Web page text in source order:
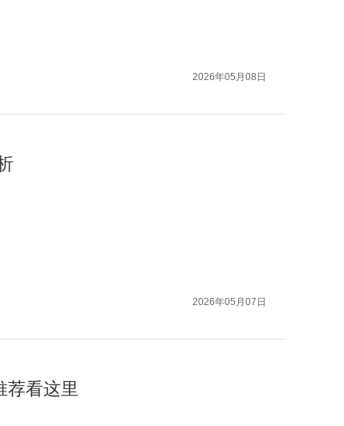
2026年05月08日
2026年05月07日
荐看这里